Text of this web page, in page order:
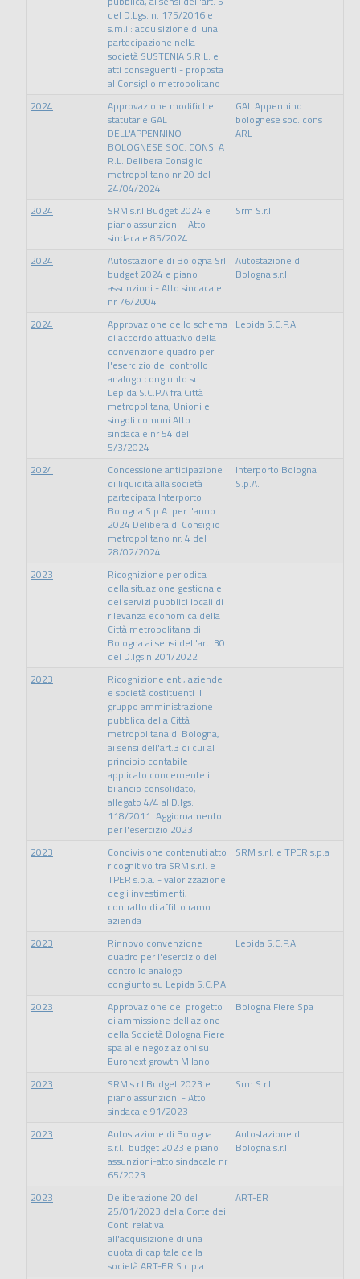
del D.Lgs. n. 175/2016 e
s.m.i.: acquisizione di una
partecipazione nella
società SUSTENIA S.R.L. e
atti conseguenti - proposta
al Consiglio metropolitano
2024
Approvazione modifiche
statutarie GAL
DELL'APPENNINO
BOLOGNESE SOC. CONS. A
R.L. Delibera Consiglio
metropolitano nr 20 del
24/04/2024
GAL Appennino
bolognese soc. cons
ARL
2024
SRM s.r.l Budget 2024 e
piano assunzioni - Atto
sindacale 85/2024
Srm S.r.l.
2024
Autostazione di Bologna Srl
budget 2024 e piano
assunzioni - Atto sindacale
nr 76/2004
Autostazione di
Bologna s.r.l
2024
Approvazione dello schema
di accordo attuativo della
convenzione quadro per
l'esercizio del controllo
analogo congiunto su
Lepida S.C.P.A fra Città
metropolitana, Unioni e
singoli comuni Atto
sindacale nr 54 del
5/3/2024
Lepida S.C.P.A
2024
Concessione anticipazione
di liquidità alla società
partecipata Interporto
Bologna S.p.A. per l'anno
2024 Delibera di Consiglio
metropolitano nr. 4 del
28/02/2024
Interporto Bologna
S.p.A.
2023
Ricognizione periodica
della situazione gestionale
dei servizi pubblici locali di
rilevanza economica della
Città metropolitana di
Bologna ai sensi dell'art. 30
del D.lgs n.201/2022
2023
Ricognizione enti, aziende
e società costituenti il
gruppo amministrazione
pubblica della Città
metropolitana di Bologna,
ai sensi dell'art.3 di cui al
principio contabile
applicato concernente il
bilancio consolidato,
allegato 4/4 al D.lgs.
118/2011. Aggiornamento
per l'esercizio 2023
2023
Condivisione contenuti atto
ricognitivo tra SRM s.r.l. e
TPER s.p.a. - valorizzazione
degli investimenti,
contratto di affitto ramo
azienda
SRM s.r.l. e TPER s.p.a
2023
Rinnovo convenzione
quadro per l'esercizio del
controllo analogo
congiunto su Lepida S.C.P.A
Lepida S.C.P.A
2023
Approvazione del progetto
di ammissione dell'azione
della Società Bologna Fiere
spa alle negoziazioni su
Euronext growth Milano
Bologna Fiere Spa
2023
SRM s.r.l Budget 2023 e
piano assunzioni - Atto
sindacale 91/2023
Srm S.r.l.
2023
Autostazione di Bologna
s.r.l.: budget 2023 e piano
assunzioni-atto sindacale nr
65/2023
Autostazione di
Bologna s.r.l
2023
Deliberazione 20 del
25/01/2023 della Corte dei
Conti relativa
all'acquisizione di una
quota di capitale della
società ART-ER S.c.p.a
ART-ER